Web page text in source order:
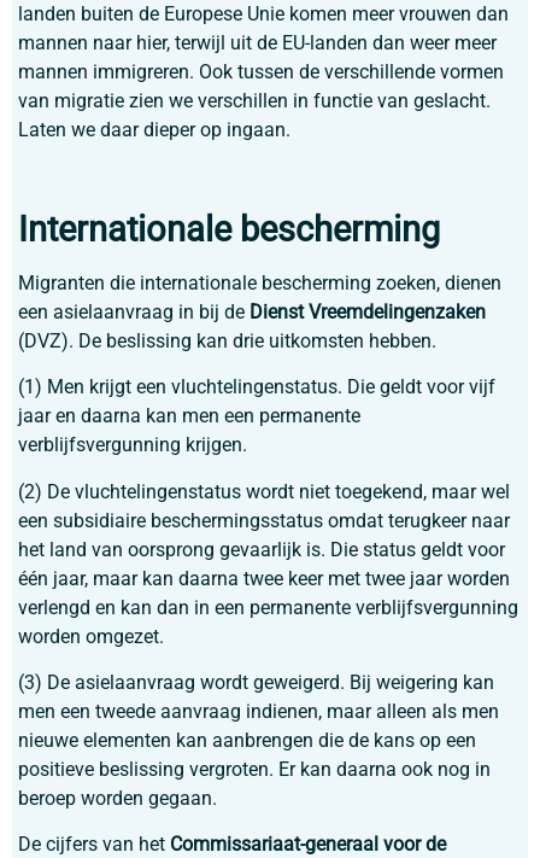
landen buiten de Europese Unie komen meer vrouwen dan
mannen naar hier, terwijl uit de EU-landen dan weer meer
mannen immigreren. Ook tussen de verschillende vormen
van migratie zien we verschillen in functie van geslacht.
Laten we daar dieper op ingaan.
Internationale bescherming
Migranten die internationale bescherming zoeken, dienen
een asielaanvraag in bij de Dienst Vreemdelingenzaken
(DVZ). De beslissing kan drie uitkomsten hebben.
(1) Men krijgt een vluchtelingenstatus. Die geldt voor vijf
jaar en daarna kan men een permanente
verblijfsvergunning krijgen.
(2) De vluchtelingenstatus wordt niet toegekend, maar wel
een subsidiaire beschermingsstatus omdat terugkeer naar
het land van oorsprong gevaarlijk is. Die status geldt voor
één jaar, maar kan daarna twee keer met twee jaar worden
verlengd en kan dan in een permanente verblijfsvergunning
worden omgezet.
(3) De asielaanvraag wordt geweigerd. Bij weigering kan
men een tweede aanvraag indienen, maar alleen als men
nieuwe elementen kan aanbrengen die de kans op een
positieve beslissing vergroten. Er kan daarna ook nog in
beroep worden gegaan.
De cijfers van het Commissariaat-generaal voor de